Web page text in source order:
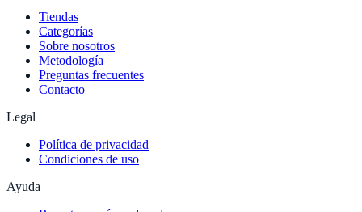
Tiendas
Categorías
Sobre nosotros
Metodología
Preguntas frecuentes
Contacto
Legal
Política de privacidad
Condiciones de uso
Ayuda